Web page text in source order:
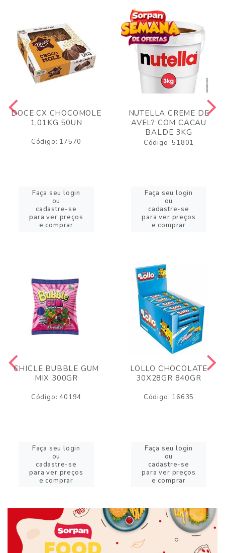
DOCE CX CHOCOMOLE
1,01KG 50UN
Código: 17570
Faça seu login
ou
cadastre-se
para ver preços
e comprar
NUTELLA CREME DE
AVEL? COM CACAU
BALDE 3KG
Código: 51801
Faça seu login
ou
cadastre-se
para ver preços
e comprar
CHICLE BUBBLE GUM
MIX 300GR
Código: 40194
Faça seu login
ou
cadastre-se
para ver preços
e comprar
LOLLO CHOCOLATE
30X28GR 840GR
Código: 16635
Faça seu login
ou
cadastre-se
para ver preços
e comprar